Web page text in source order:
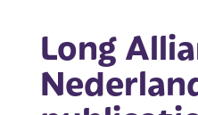
Long